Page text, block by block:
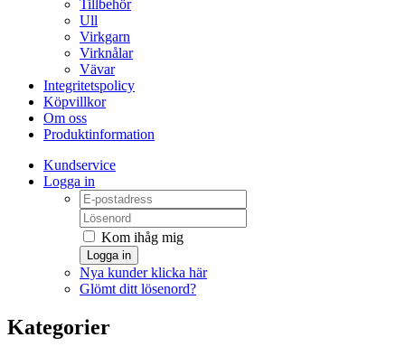
Tillbehör
Ull
Virkgarn
Virknålar
Vävar
Integritetspolicy
Köpvillkor
Om oss
Produktinformation
Kundservice
Logga in
Kom ihåg mig
Logga in
Nya kunder klicka här
Glömt ditt lösenord?
Kategorier